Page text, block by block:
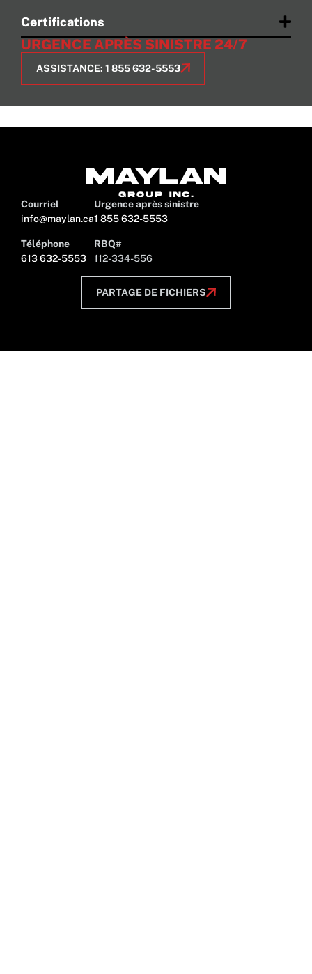
Certifications
URGENCE APRÈS SINISTRE 24/7
ASSISTANCE: 1 855 632-5553
Courriel
info@maylan.ca
Téléphone
613 632-5553
Urgence après sinistre
1 855 632-5553
RBQ#
112-334-556
PARTAGE DE FICHIERS